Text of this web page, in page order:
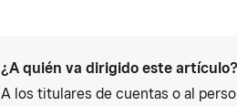
¿A quién va dirigido este artículo?
A los titulares de cuentas o al